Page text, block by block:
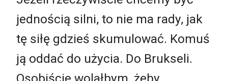
jednością silni, to nie ma rady, jak
tę siłę gdzieś skumulować. Komuś
ją oddać do użycia. Do Brukseli.